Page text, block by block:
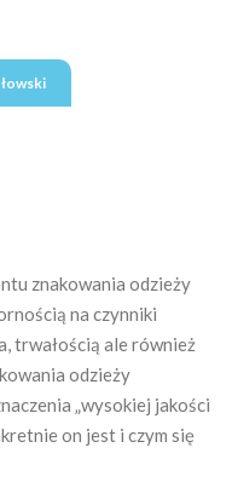
znakowania odzieży
na czynniki
trwałością ale również
odzieży
„wysokiej jakości
on jest i czym się